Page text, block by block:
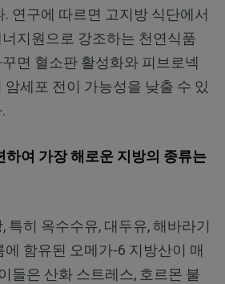
연구에 따르면 고지방 식단에서
지원으로 강조하는 천연식품
면 혈소판 활성화와 피브로넥
암세포 전이 가능성을 낮출 수 있
하여 가장 해로운 지방의 종류는
특히 옥수수유, 대두유, 해바라기
함유된 오메가-6 지방산이 매
들은 산화 스트레스, 호르몬 불